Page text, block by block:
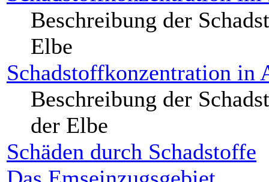
Beschreibung der
Elbe
Schadstoffkonzentration in
Beschreibung der
der Elbe
Schäden durch Schadstoffe